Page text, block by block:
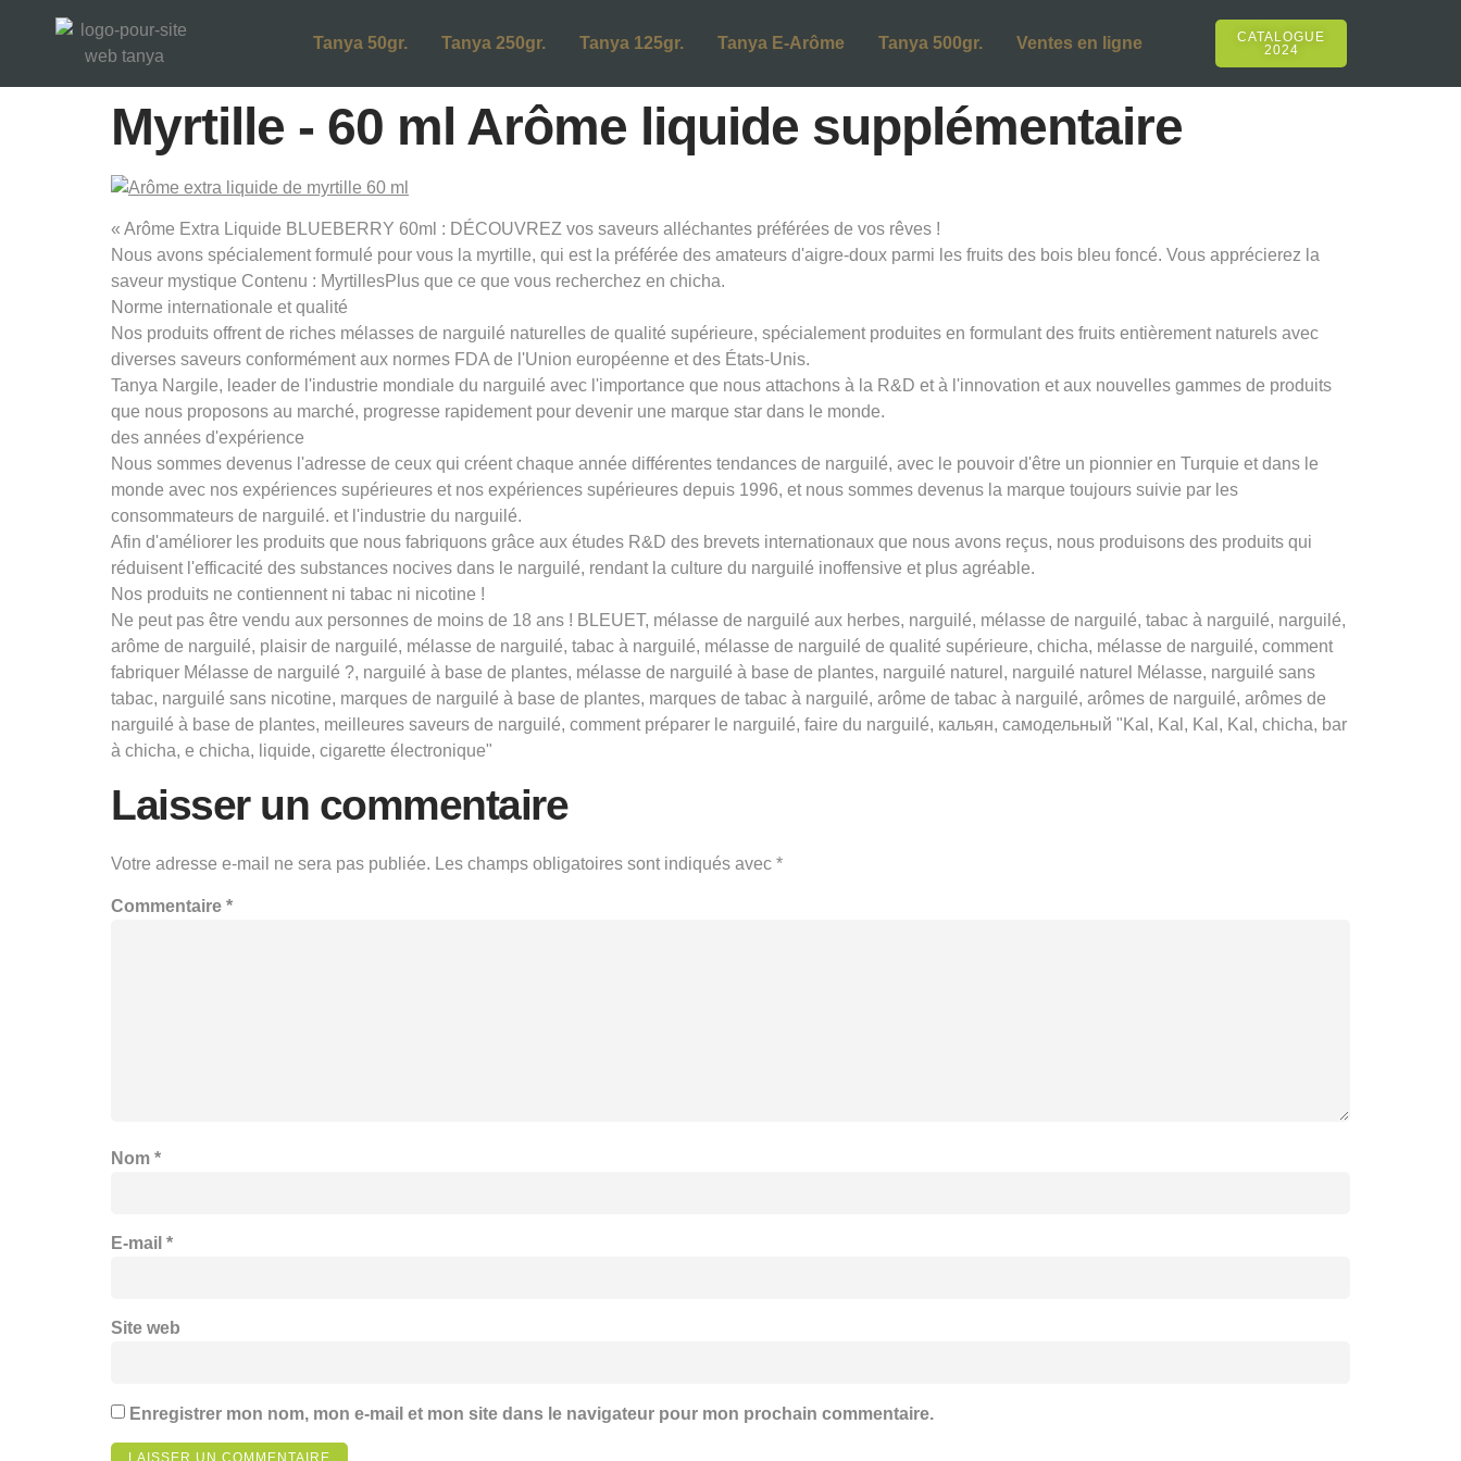
Tanya 50gr. Tanya 250gr. Tanya 125gr. Tanya E-Arôme Tanya 500gr. Ventes en ligne
CATALOGUE
2024
Myrtille - 60 ml Arôme liquide supplémentaire
« Arôme Extra Liquide BLUEBERRY 60ml : DÉCOUVREZ vos saveurs alléchantes préférées de vos rêves !
Nous avons spécialement formulé pour vous la myrtille, qui est la préférée des amateurs d'aigre-doux parmi les fruits des bois bleu foncé. Vous apprécierez la
saveur mystique Contenu : MyrtillesPlus que ce que vous recherchez en chicha.
Norme internationale et qualité
Nos produits offrent de riches mélasses de narguilé naturelles de qualité supérieure, spécialement produites en formulant des fruits entièrement naturels avec
diverses saveurs conformément aux normes FDA de l'Union européenne et des États-Unis.
Tanya Nargile, leader de l'industrie mondiale du narguilé avec l'importance que nous attachons à la R&D et à l'innovation et aux nouvelles gammes de produits
que nous proposons au marché, progresse rapidement pour devenir une marque star dans le monde.
des années d'expérience
Nous sommes devenus l'adresse de ceux qui créent chaque année différentes tendances de narguilé, avec le pouvoir d'être un pionnier en Turquie et dans le
monde avec nos expériences supérieures et nos expériences supérieures depuis 1996, et nous sommes devenus la marque toujours suivie par les
consommateurs de narguilé. et l'industrie du narguilé.
Afin d'améliorer les produits que nous fabriquons grâce aux études R&D des brevets internationaux que nous avons reçus, nous produisons des produits qui
réduisent l'efficacité des substances nocives dans le narguilé, rendant la culture du narguilé inoffensive et plus agréable.
Nos produits ne contiennent ni tabac ni nicotine !
Ne peut pas être vendu aux personnes de moins de 18 ans ! BLEUET, mélasse de narguilé aux herbes, narguilé, mélasse de narguilé, tabac à narguilé, narguilé,
arôme de narguilé, plaisir de narguilé, mélasse de narguilé, tabac à narguilé, mélasse de narguilé de qualité supérieure, chicha, mélasse de narguilé, comment
fabriquer Mélasse de narguilé ?, narguilé à base de plantes, mélasse de narguilé à base de plantes, narguilé naturel, narguilé naturel Mélasse, narguilé sans
tabac, narguilé sans nicotine, marques de narguilé à base de plantes, marques de tabac à narguilé, arôme de tabac à narguilé, arômes de narguilé, arômes de
narguilé à base de plantes, meilleures saveurs de narguilé, comment préparer le narguilé, faire du narguilé, кальян, самодельный "Kal, Kal, Kal, Kal, chicha, bar
à chicha, e chicha, liquide, cigarette électronique"
Laisser un commentaire
Votre adresse e-mail ne sera pas publiée. Les champs obligatoires sont indiqués avec *
Commentaire *
Nom *
E-mail *
Site web
Enregistrer mon nom, mon e-mail et mon site dans le navigateur pour mon prochain commentaire.